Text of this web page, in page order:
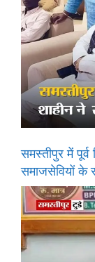
समस्तीपुर में
समाजसेवियों के